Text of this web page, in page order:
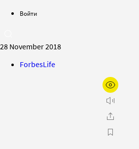
Войти
28 November 2018
ForbesLife